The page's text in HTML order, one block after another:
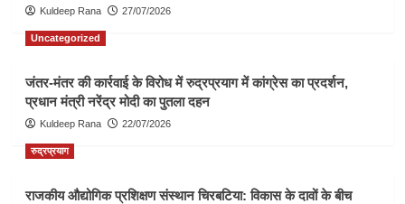
Kuldeep Rana 27/07/2026
Uncategorized
जंतर-मंतर की कार्रवाई के विरोध में रुद्रप्रयाग में कांग्रेस का प्रदर्शन,
प्रधान मंत्री नरेंद्र मोदी का पुतला दहन
Kuldeep Rana 22/07/2026
रुद्रप्रयाग
राजकीय औद्योगिक प्रशिक्षण संस्थान चिरबटिया: विकास के दावों के बीच